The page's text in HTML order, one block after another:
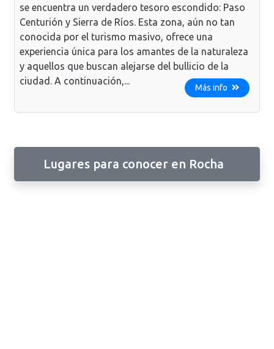
se encuentra un verdadero tesoro escondido: Paso
Centurión y Sierra de Ríos. Esta zona, aún no tan
conocida por el turismo masivo, ofrece una
experiencia única para los amantes de la naturaleza
y aquellos que buscan alejarse del bullicio de la
ciudad. A continuación,...
Más info
Lugares para conocer en Rocha